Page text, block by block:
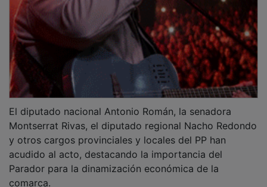
Montserrat Rivas, el diputado regional Nacho Redondo
y otros cargos provinciales y locales del PP han
acudido al acto, destacando la importancia del
Parador para la dinamización económica de la
comarca.